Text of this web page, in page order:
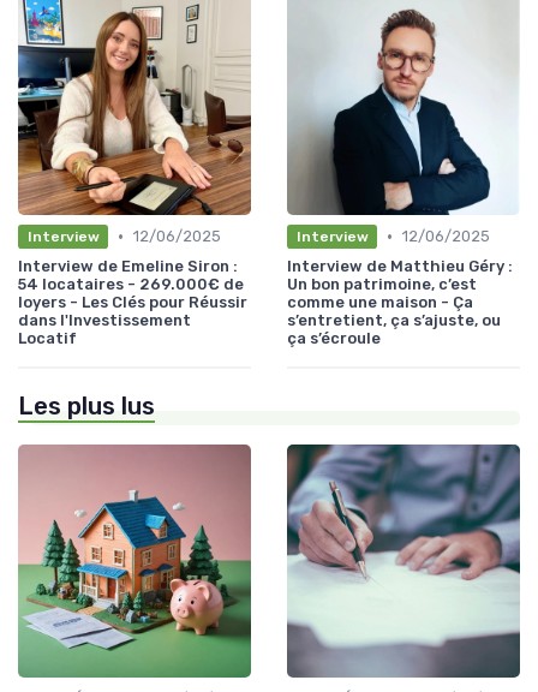
Interview • 12/06/2025
Interview de Emeline Siron :
54 locataires - 269.000€ de
loyers - Les Clés pour Réussir
dans l'Investissement
Locatif
Interview • 12/06/2025
Interview de Matthieu Géry :
Un bon patrimoine, c’est
comme une maison - Ça
s’entretient, ça s’ajuste, ou
ça s’écroule
Les plus lus